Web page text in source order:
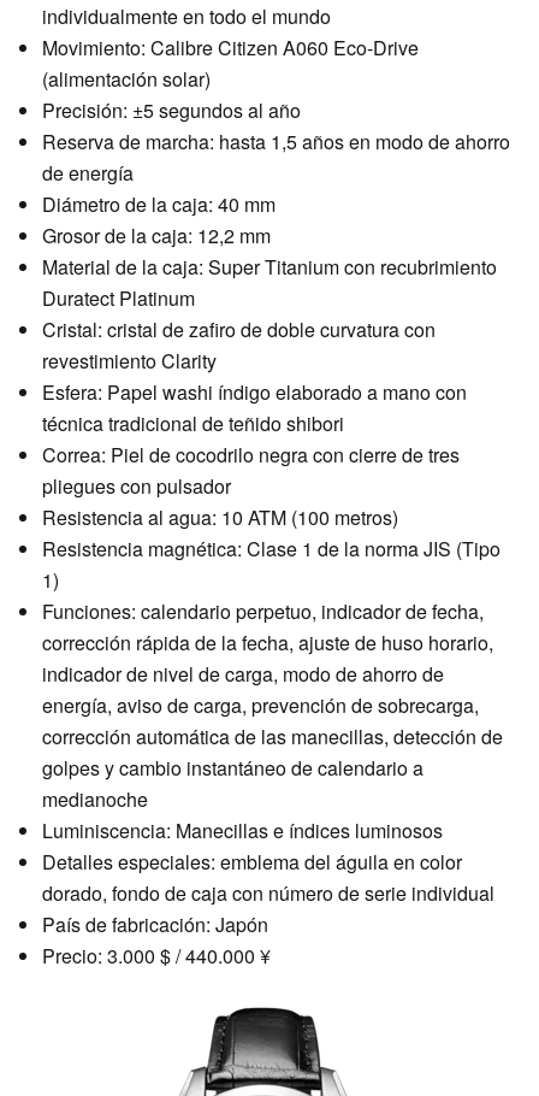
individualmente en todo el mundo
Movimiento: Calibre Citizen A060 Eco-Drive
(alimentación solar)
Precisión: ±5 segundos al año
Reserva de marcha: hasta 1,5 años en modo de ahorro
de energía
Diámetro de la caja: 40 mm
Grosor de la caja: 12,2 mm
Material de la caja: Super Titanium con recubrimiento
Duratect Platinum
Cristal: cristal de zafiro de doble curvatura con
revestimiento Clarity
Esfera: Papel washi índigo elaborado a mano con
técnica tradicional de teñido shibori
Correa: Piel de cocodrilo negra con cierre de tres
pliegues con pulsador
Resistencia al agua: 10 ATM (100 metros)
Resistencia magnética: Clase 1 de la norma JIS (Tipo
1)
Funciones: calendario perpetuo, indicador de fecha,
corrección rápida de la fecha, ajuste de huso horario,
indicador de nivel de carga, modo de ahorro de
energía, aviso de carga, prevención de sobrecarga,
corrección automática de las manecillas, detección de
golpes y cambio instantáneo de calendario a
medianoche
Luminiscencia: Manecillas e índices luminosos
Detalles especiales: emblema del águila en color
dorado, fondo de caja con número de serie individual
País de fabricación: Japón
Precio: 3.000 $ / 440.000 ¥